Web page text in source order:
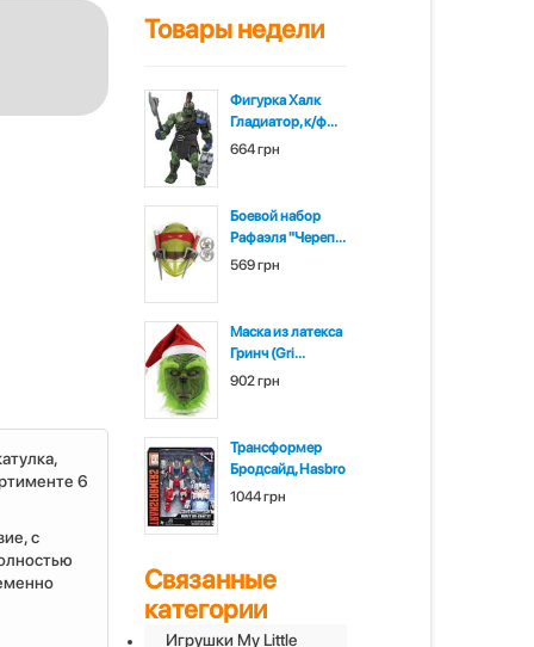
6
с
Товары недели
Фигурка Халк
Гладиатор, к/ф...
664 грн
Боевой набор
Рафаэля "Череп...
569 грн
Маска из латекса
Гринч (Gri...
902 грн
Трансформер
Бродсайд, Hasbro
1044 грн
Связанные
категории
Игрушки My Little